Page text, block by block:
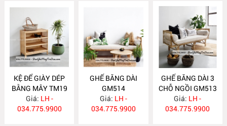
KỆ ĐỂ GIÀY DÉP
BẰNG MÂY TM19
Giá: LH -
034.775.9900
GHẾ BĂNG DÀI
GM514
Giá: LH -
034.775.9900
GHẾ BĂNG DÀI 3
CHỖ NGỒI GM513
Giá: LH -
034.775.9900